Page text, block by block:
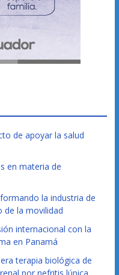
de apoyar la salud
en materia de
la industria de
de la movilidad
internacional con la
en Panamá
terapia biológica de
por nefritis lúpica